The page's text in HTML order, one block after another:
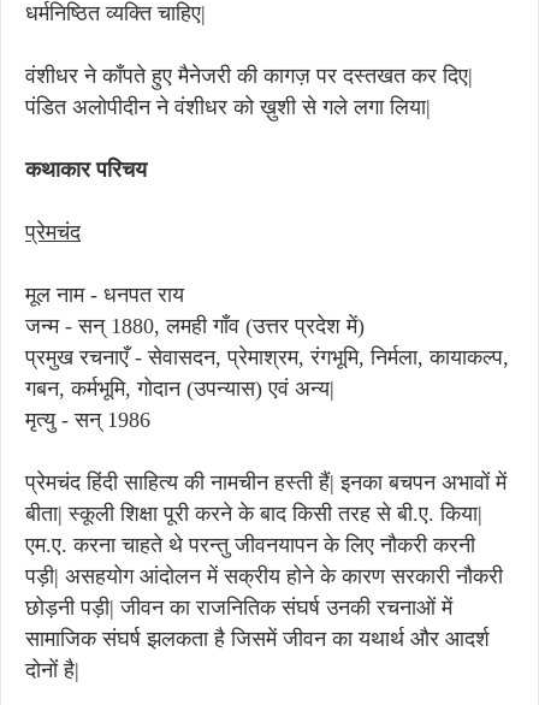
धर्मनिष्ठित व्यक्ति चाहिए|
वंशीधर ने काँपते हुए मैनेजरी की कागज़ पर दस्तखत कर दिए|
पंडित अलोपीदीन ने वंशीधर को ख़ुशी से गले लगा लिया|
कथाकार परिचय
प्रेमचंद
मूल नाम - धनपत राय
जन्म - सन् 1880, लमही गाँव (उत्तर प्रदेश में)
प्रमुख रचनाएँ - सेवासदन, प्रेमाश्रम, रंगभूमि, निर्मला, कायाकल्प,
गबन, कर्मभूमि, गोदान (उपन्यास) एवं अन्य|
मृत्यु - सन् 1986
प्रेमचंद हिंदी साहित्य की नामचीन हस्ती हैं| इनका बचपन अभावों में
बीता| स्कूली शिक्षा पूरी करने के बाद किसी तरह से बी.ए. किया|
एम.ए. करना चाहते थे परन्तु जीवनयापन के लिए नौकरी करनी
पड़ी| असहयोग आंदोलन में सक्रीय होने के कारण सरकारी नौकरी
छोड़नी पड़ी| जीवन का राजनितिक संघर्ष उनकी रचनाओं में
सामाजिक संघर्ष झलकता है जिसमें जीवन का यथार्थ और आदर्श
दोनों है|